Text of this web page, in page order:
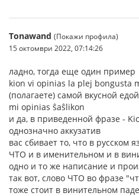
Tonawand (Покажи профила)
15 октомври 2022, 07:14:26
ладно, тогда еще один пример
kion vi opinias la plej bongusta
(полагаете) самой вкусной
mi opinias ŝaŝlikon
и да, в приведенной фразе -
однозначно аккузатив
вас сбивает то, что в русском
ЧТО и в именительном и в
одно и то же написание и
так вот, слово ЧТО во фразе
тоже стоит в винительном